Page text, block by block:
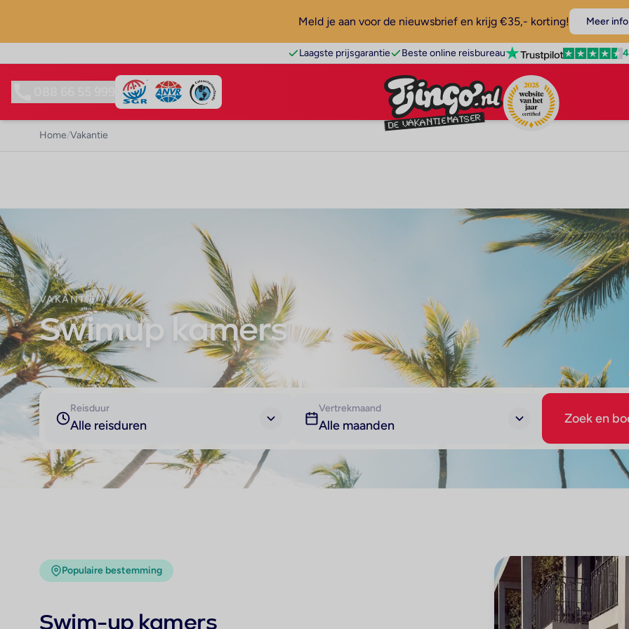
Meld je aan voor de nieuwsbrief en krijg €35,- korting! Meer info
Laagste prijsgarantie Beste online reisbureau
Home/Vakantie
VAKANTIE
Swimup kamers
Reisduur
Alle reisduren
Vertrekmaand
Alle maanden Zoek en
Populaire bestemming
Swim-up kamers